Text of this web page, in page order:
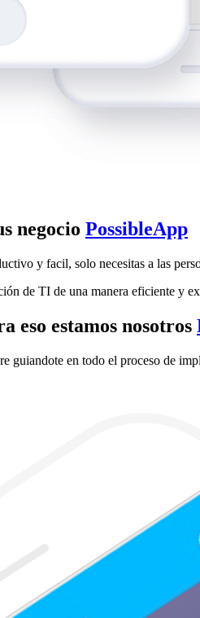
negocio PossibleApp
y facil, solo necesitas a las
de TI de una manera eficiente y
eso estamos nosotros
guiandote en todo el proceso de